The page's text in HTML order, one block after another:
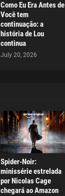
Como Eu Era Antes de
Você tem
continuação: a
história de Lou
continua
July 20, 2026
Spider-Noir:
minissérie estrelada
por Nicolas Cage
chegará ao Amazon